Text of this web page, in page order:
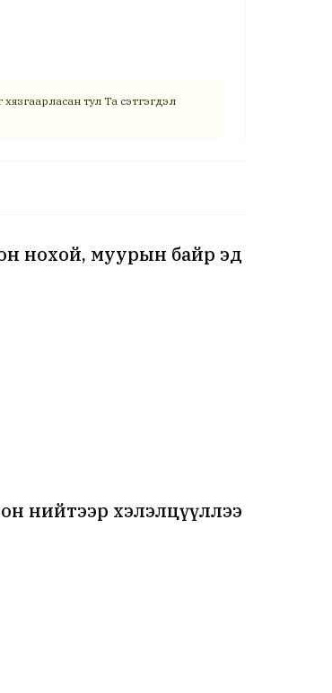
тул Та сэтгэгдэл
нохой, муурын байр эд
нийтээр хэлэлцүүллээ